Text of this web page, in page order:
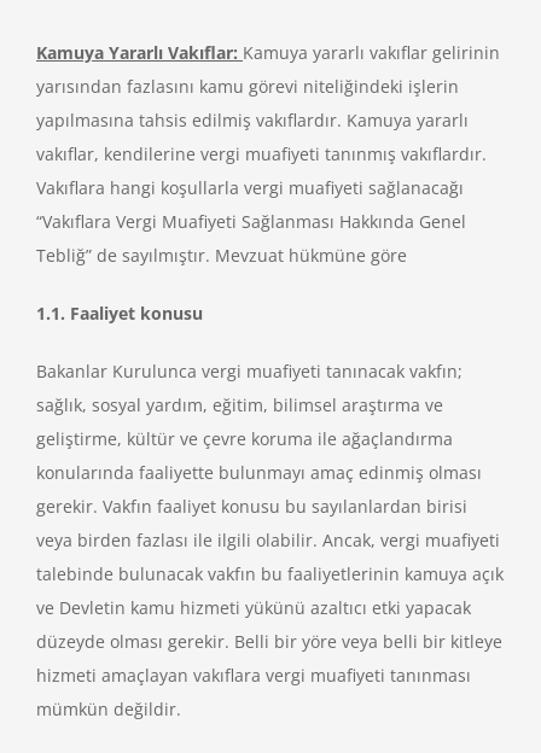
Kamuya Yararlı Vakıflar: Kamuya yararlı vakıflar gelirinin
yarısından fazlasını kamu görevi niteliğindeki işlerin
yapılmasına tahsis edilmiş vakıflardır. Kamuya yararlı
vakıflar, kendilerine vergi muafiyeti tanınmış vakıflardır.
Vakıflara hangi koşullarla vergi muafiyeti sağlanacağı
“Vakıflara Vergi Muafiyeti Sağlanması Hakkında Genel
Tebliğ” de sayılmıştır. Mevzuat hükmüne göre
1.1. Faaliyet konusu
Bakanlar Kurulunca vergi muafiyeti tanınacak vakfın;
sağlık, sosyal yardım, eğitim, bilimsel araştırma ve
geliştirme, kültür ve çevre koruma ile ağaçlandırma
konularında faaliyette bulunmayı amaç edinmiş olması
gerekir. Vakfın faaliyet konusu bu sayılanlardan birisi
veya birden fazlası ile ilgili olabilir. Ancak, vergi muafiyeti
talebinde bulunacak vakfın bu faaliyetlerinin kamuya açık
ve Devletin kamu hizmeti yükünü azaltıcı etki yapacak
düzeyde olması gerekir. Belli bir yöre veya belli bir kitleye
hizmeti amaçlayan vakıflara vergi muafiyeti tanınması
mümkün değildir.